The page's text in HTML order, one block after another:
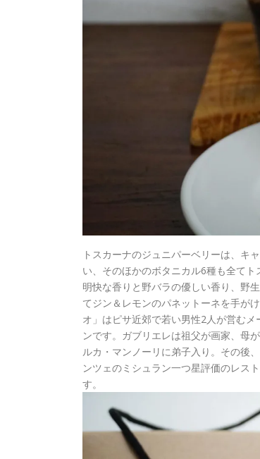
トスカーナのジュニパーベリーは、キ
い、そのほかのボタニカル6種も全て
明快な香りと野バラの優しい香り、野
てジン＆レモンのパネットーネを手が
オ」はピサ近郊で若い男性2人が営む
ンです。ガブリエレは祖父が画家、母
ルカ・マンノーリに弟子入り。その後
ンツェのミシュラン一つ星評価のレス
す。